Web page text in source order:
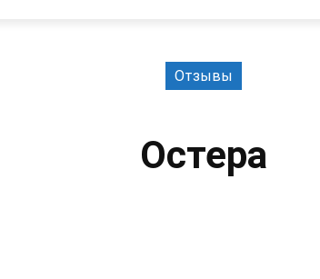
Отзывы
Остера